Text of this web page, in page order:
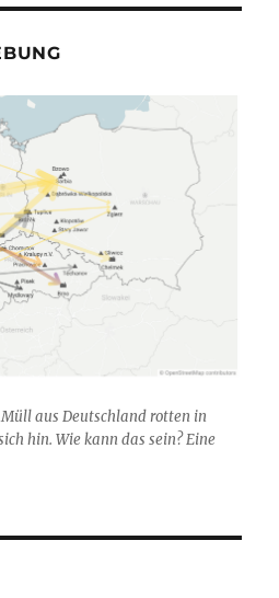
aus Deutschland rotten in
hin. Wie kann das sein? Eine